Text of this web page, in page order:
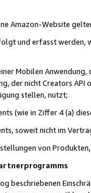
Amazon-Website
und erfasst werden,
Mobilen
der nicht Creators
stellen, nutzt;
(wie in Ziffer 4 (a)
soweit nicht im
von
beschriebenen